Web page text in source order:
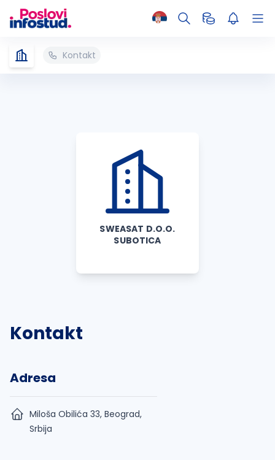
Kontakt
SWEASAT D.O.O.
SUBOTICA
Kontakt
Adresa
Miloša Obilića 33, Beograd,
Srbija